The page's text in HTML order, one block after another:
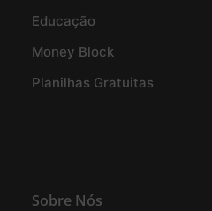
Educação
Money Block
Planilhas Gratuitas
Sobre Nós